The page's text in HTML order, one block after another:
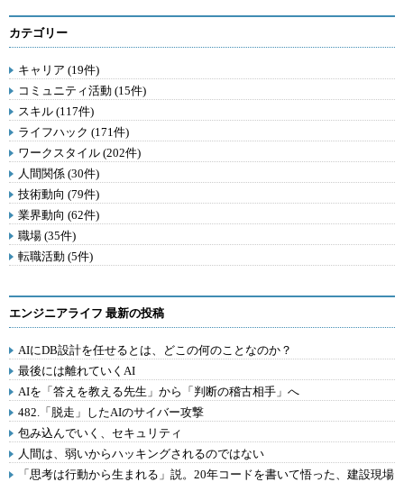
カテゴリー
キャリア (19件)
コミュニティ活動 (15件)
スキル (117件)
ライフハック (171件)
ワークスタイル (202件)
人間関係 (30件)
技術動向 (79件)
業界動向 (62件)
職場 (35件)
転職活動 (5件)
エンジニアライフ 最新の投稿
AIにDB設計を任せるとは、どこの何のことなのか？
最後には離れていくAI
AIを「答えを教える先生」から「判断の稽古相手」へ
482.「脱走」したAIのサイバー攻撃
包み込んでいく、セキュリティ
人間は、弱いからハッキングされるのではない
「思考は行動から生まれる」説。20年コードを書いて悟った、建設現場